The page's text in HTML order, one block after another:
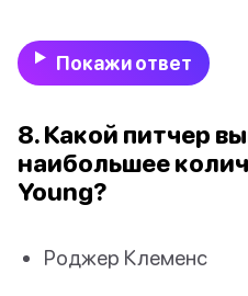
Покажи ответ
8. Какой питчер
наибольшее
Young?
Роджер Клеменс